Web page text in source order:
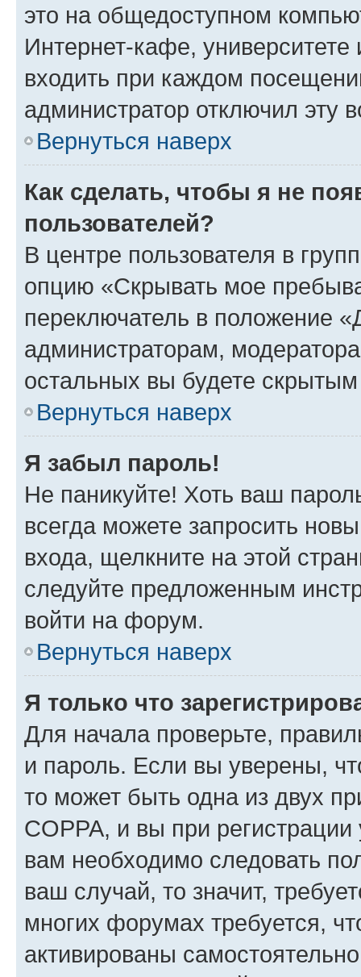
это на общедоступном
Интернет-кафе, университете
входить при каждом
администратор отключил эту
Вернуться наверх
Как сделать, чтобы я не
пользователей?
В центре пользователя в
опцию «Скрывать мое
переключатель в положение
администраторам,
остальных вы будете
Вернуться наверх
Я забыл пароль!
Не паникуйте! Хоть ваш
всегда можете запросить
входа, щелкните на этой
следуйте предложенным
войти на форум.
Вернуться наверх
Я только что
Для начала проверьте,
и пароль. Если вы уверены,
то может быть одна из двух
COPPA, и вы при
вам необходимо следовать
ваш случай, то значит,
многих форумах требуется,
активированы